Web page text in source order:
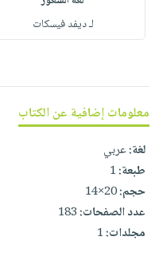
أطفال
فيديوهات
أسئلة
طرحها
خدمات
نيل
وفرات
انشر
كتابك
تواصل
معنا
التسوق
نشرة
الإصدارات
لـ ديفد فيسكات
معلومات إضافية عن الكتاب
لغة:عربي
طبعة:1
حجم:20×14
عدد الصفحات:183
مجلدات:1